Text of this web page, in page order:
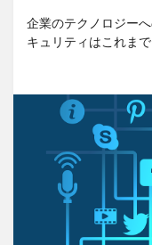
投稿者tsuchiya
企業のテクノロジー
キュリティはこれま